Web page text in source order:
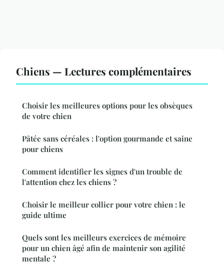
Chiens — Lectures complémentaires
Choisir les meilleures options pour les obsèques
de votre chien
Pâtée sans céréales : l'option gourmande et saine
pour chiens
Comment identifier les signes d'un trouble de
l'attention chez les chiens ?
Choisir le meilleur collier pour votre chien : le
guide ultime
Quels sont les meilleurs exercices de mémoire
pour un chien âgé afin de maintenir son agilité
mentale ?